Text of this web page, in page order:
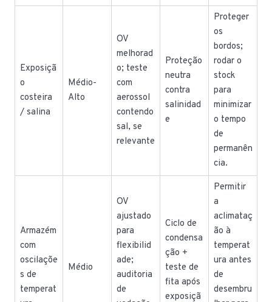
Exposiçã
o
costeira
/ salina
Médio-
Alto
OV
melhorad
o; teste
com
aerossol
contendo
sal, se
relevante
Proteção
neutra
contra
salinidad
e
Proteger
os
bordos;
rodar o
stock
para
minimizar
o tempo
de
permanên
cia.
Armazém
com
oscilaçõe
s de
temperat
Médio
OV
ajustado
para
flexibilid
ade;
auditoria
de
Ciclo de
condensa
ção +
teste de
fita após
exposiçã
Permitir
a
aclimataç
ão à
temperat
ura antes
de
desembru